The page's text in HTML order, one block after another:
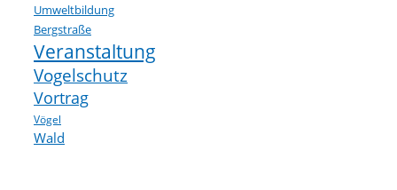
Umweltbildung
Bergstraße
Veranstaltung
Vogelschutz
Vortrag
Vögel
Wald